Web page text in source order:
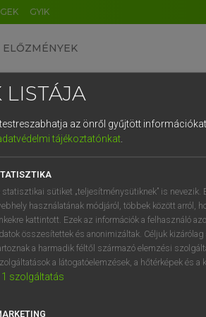
GYIK
ELŐZMÉNYEK
műszaki szótár
VAN ELŐFIZETÉSED?
megtekintéséhez.
LISTÁJA
az önről gyűjtött
tájékoztatónkat.
statisztikai sütiket „teljesítménysütiknek” is nevezik.
használatának módjáról, többek között arról,
kattintott. Ezek az információk a felhasználó
összesítettek és anonimizáltak. Céljuk
a harmadik féltől származó elemzési
a látogatóelemzések, a hőtérképek és a
1 szolgáltatás
DE CN FR ES IT NL
1 2 3 4 5 6
q w e r t
a s d f g h
í y x c v b